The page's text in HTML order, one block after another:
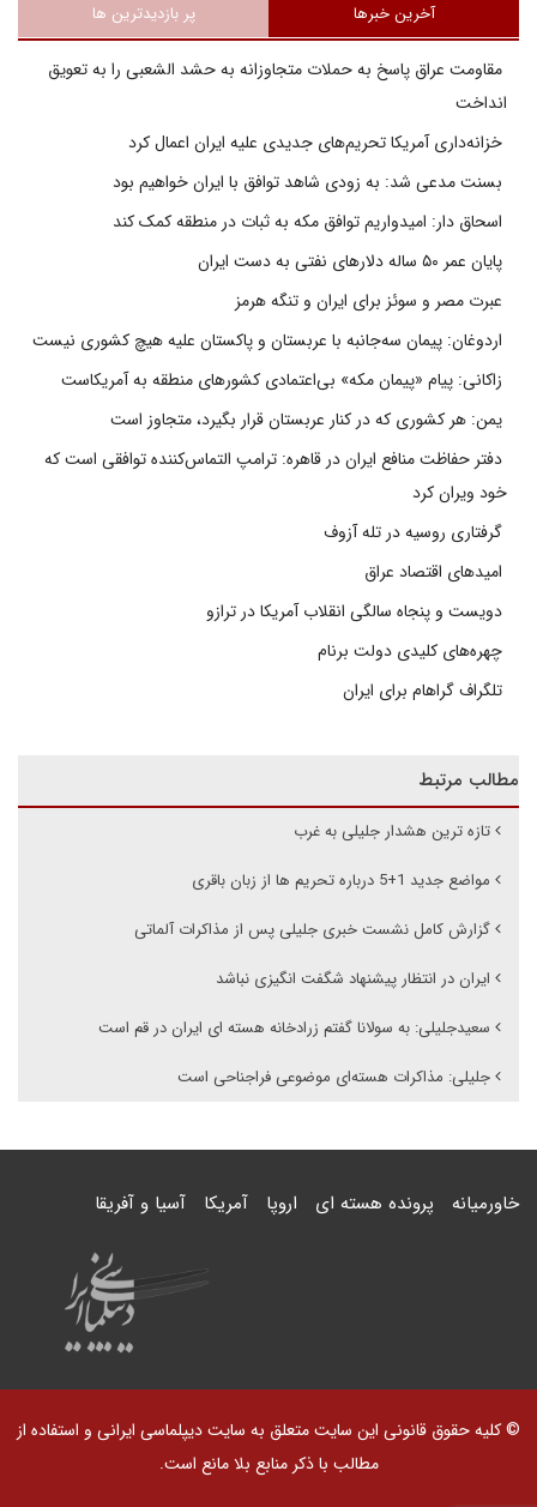
آخرین خبرها پر بازدیدترین ها
مقاومت عراق پاسخ به حملات متجاوزانه به حشد الشعبی را به تعویق
انداخت
خزانه‌داری آمریکا تحریم‌های جدیدی علیه ایران اعمال کرد
بسنت مدعی شد: به زودی شاهد توافق با ایران خواهیم بود
اسحاق دار: امیدواریم توافق مکه به ثبات در منطقه کمک کند
پایان عمر ۵۰ ساله دلارهای نفتی به دست ایران
عبرت مصر و سوئز برای ایران و تنگه هرمز
اردوغان: پیمان سه‌جانبه با عربستان و پاکستان علیه هیچ کشوری نیست
زاکانی: پیام «پیمان مکه» بی‌اعتمادی کشورهای منطقه به آمریکاست
یمن: هر کشوری که در کنار عربستان قرار بگیرد، متجاوز است
دفتر حفاظت منافع ایران در قاهره: ترامپ التماس‌کننده توافقی است که
خود ویران کرد
گرفتاری روسیه در تله آزوف
امیدهای اقتصاد عراق
دویست و پنجاه سالگی انقلاب آمریکا در ترازو
چهره‌های کلیدی دولت برنام
تلگراف گراهام برای ایران
مطالب مرتبط
تازه ترین هشدار جلیلی به غرب
مواضع جدید 1+5 درباره تحریم ها از زبان باقری
گزارش کامل نشست خبری جلیلی پس از مذاکرات آلماتی
ایران در انتظار پیشنهاد شگفت انگیزی نباشد
سعیدجلیلی: به سولانا گفتم زرادخانه هسته ای ایران در قم است
جلیلی:‌ مذاکرات هسته‌ای موضوعی فراجناحی است
خاورمیانه پرونده هسته ای اروپا آمریکا آسیا و آفریقا
© کلیه حقوق قانونی این سایت متعلق به سایت دیپلماسی ایرانی و استفاده از
مطالب با ذکر منابع بلا مانع است.